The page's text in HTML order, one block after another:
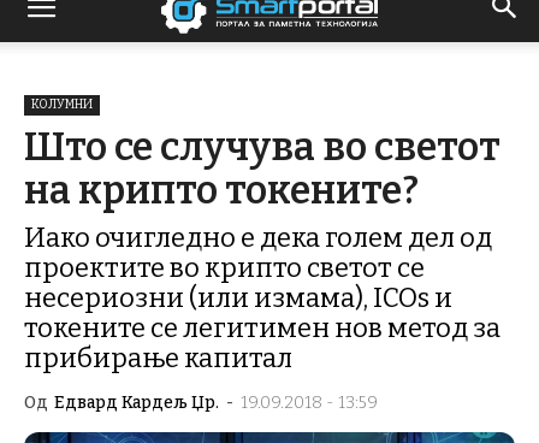
КОЛУМНИ
Што се случува во светот
на крипто токените?
Иако очигледно е дека голем дел од
проектите во крипто светот се
несериозни (или измама), ICOs и
токените се легитимен нов метод за
прибирање капитал
Од Едвард Кардељ Џр. - 19.09.2018 - 13:59